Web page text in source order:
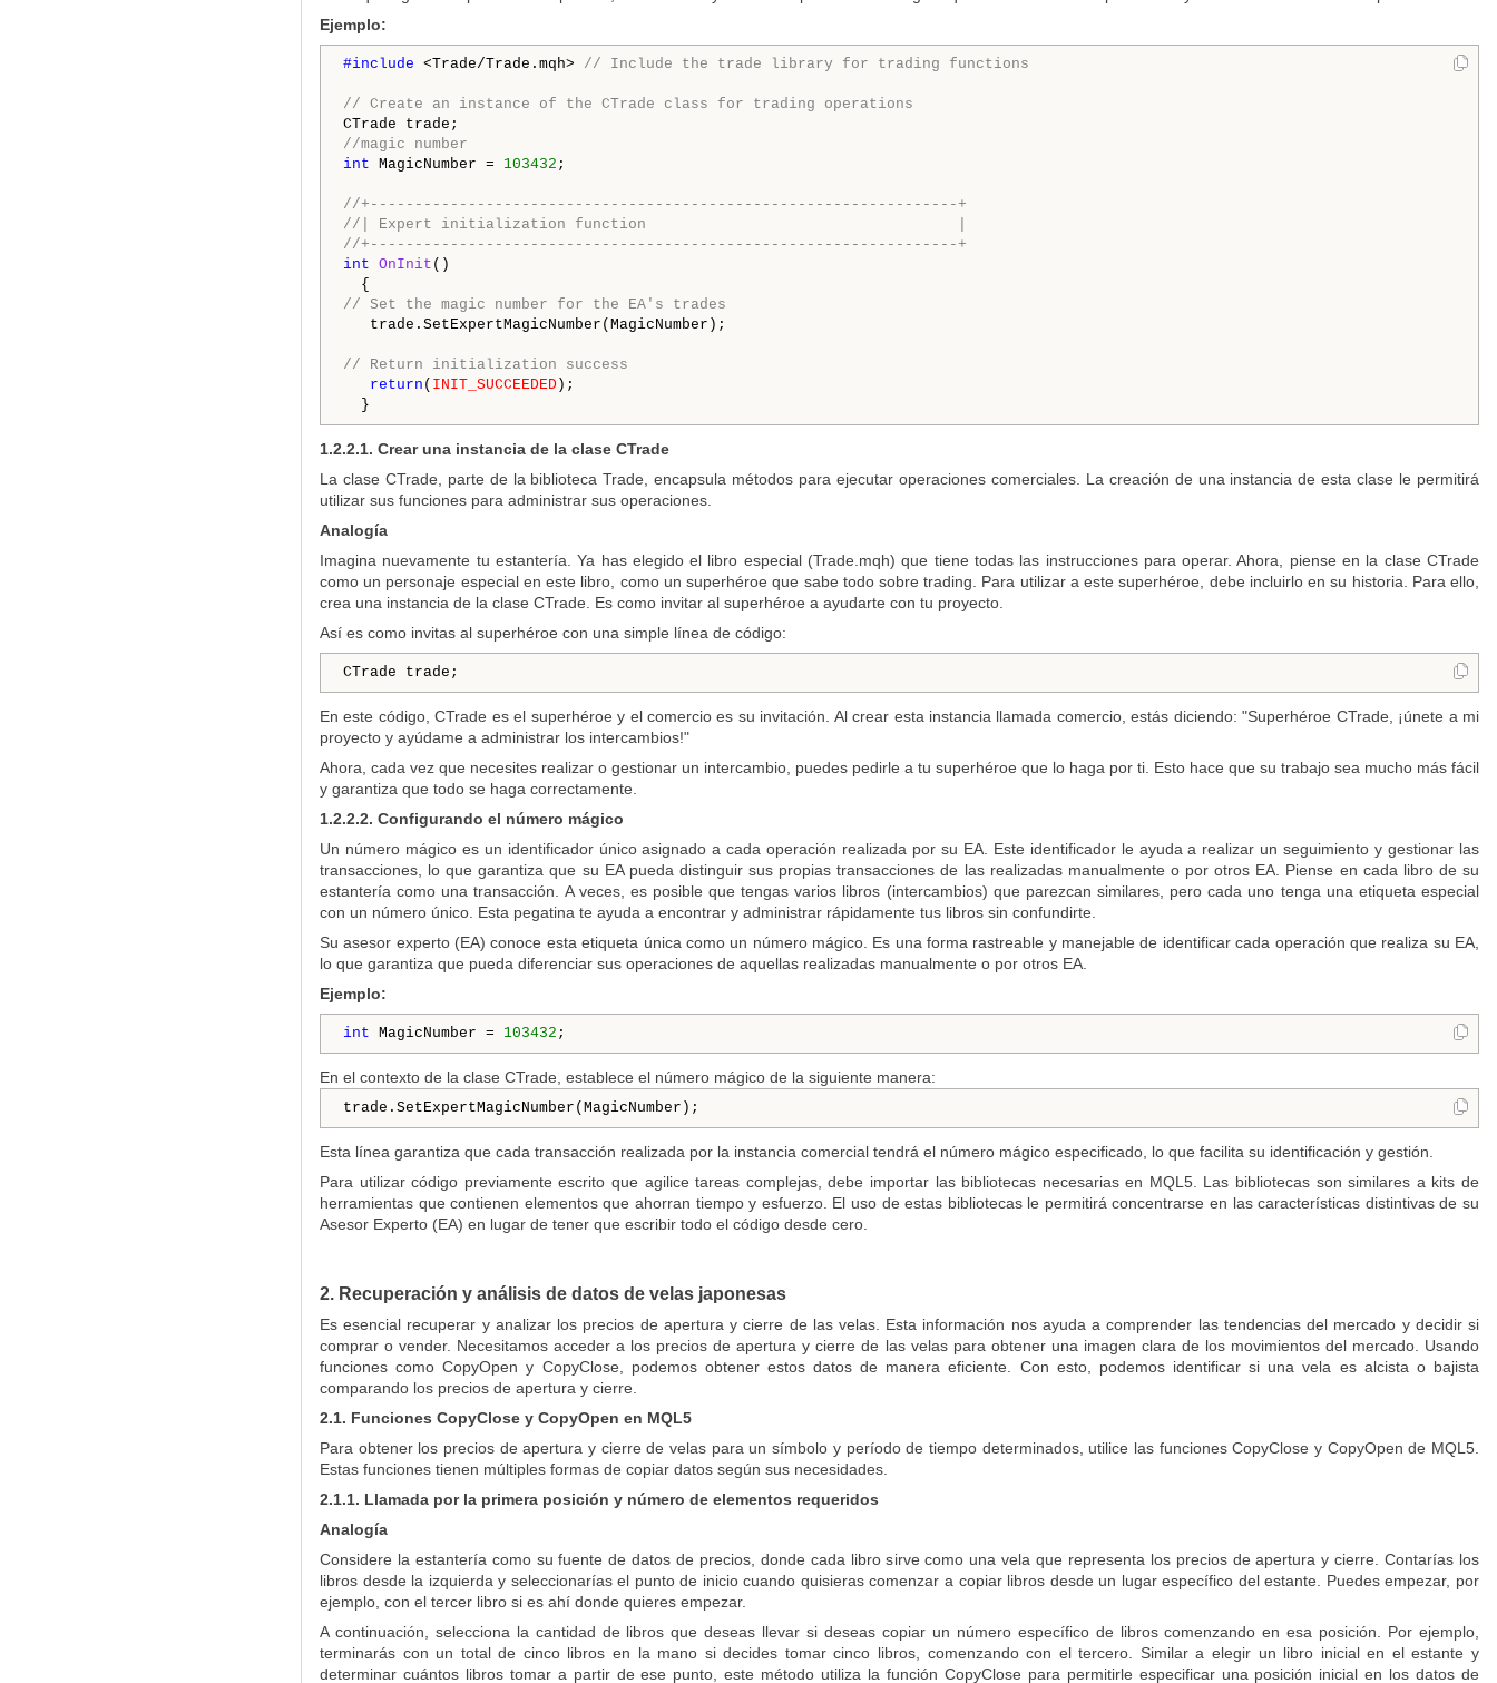
Ejemplo:
#include <Trade/Trade.mqh> // Include the trade library for trading functions
// Create an instance of the CTrade class for trading operations
//magic number
int MagicNumber = 103432 ;
//+------------------------------------------------------------------+
//| Expert initialization function                                   |
//+------------------------------------------------------------------+
int OnInit ()
// Set the magic number for the EA's trades
trade.SetExpertMagicNumber(MagicNumber);
// Return initialization success
return ( INIT_SUCCEEDED );
1.2.2.1. Crear una instancia de la clase CTrade
La clase CTrade, parte de la biblioteca Trade, encapsula métodos para ejecutar operaciones comerciales. La creación de una instancia de esta clase le permitirá
utilizar sus funciones para administrar sus operaciones.
Analogía
Imagina nuevamente tu estantería. Ya has elegido el libro especial (Trade.mqh) que tiene todas las instrucciones para operar. Ahora, piense en la clase CTrade
como un personaje especial en este libro, como un superhéroe que sabe todo sobre trading. Para utilizar a este superhéroe, debe incluirlo en su historia. Para ello,
crea una instancia de la clase CTrade. Es como invitar al superhéroe a ayudarte con tu proyecto.
Así es como invitas al superhéroe con una simple línea de código:
CTrade trade;
En este código, CTrade es el superhéroe y el comercio es su invitación. Al crear esta instancia llamada comercio, estás diciendo: "Superhéroe CTrade, ¡únete a mi
proyecto y ayúdame a administrar los intercambios!"
Ahora, cada vez que necesites realizar o gestionar un intercambio, puedes pedirle a tu superhéroe que lo haga por ti. Esto hace que su trabajo sea mucho más fácil
y garantiza que todo se haga correctamente.
1.2.2.2. Configurando el número mágico
Un número mágico es un identificador único asignado a cada operación realizada por su EA. Este identificador le ayuda a realizar un seguimiento y gestionar las
transacciones, lo que garantiza que su EA pueda distinguir sus propias transacciones de las realizadas manualmente o por otros EA. Piense en cada libro de su
estantería como una transacción. A veces, es posible que tengas varios libros (intercambios) que parezcan similares, pero cada uno tenga una etiqueta especial
con un número único. Esta pegatina te ayuda a encontrar y administrar rápidamente tus libros sin confundirte.
Su asesor experto (EA) conoce esta etiqueta única como un número mágico. Es una forma rastreable y manejable de identificar cada operación que realiza su EA,
lo que garantiza que pueda diferenciar sus operaciones de aquellas realizadas manualmente o por otros EA.
Ejemplo:
int MagicNumber = 103432 ;
En el contexto de la clase CTrade, establece el número mágico de la siguiente manera:
trade.SetExpertMagicNumber(MagicNumber);
Esta línea garantiza que cada transacción realizada por la instancia comercial tendrá el número mágico especificado, lo que facilita su identificación y gestión.
Para utilizar código previamente escrito que agilice tareas complejas, debe importar las bibliotecas necesarias en MQL5. Las bibliotecas son similares a kits de
herramientas que contienen elementos que ahorran tiempo y esfuerzo. El uso de estas bibliotecas le permitirá concentrarse en las características distintivas de su
Asesor Experto (EA) en lugar de tener que escribir todo el código desde cero.
2. Recuperación y análisis de datos de velas japonesas
Es esencial recuperar y analizar los precios de apertura y cierre de las velas. Esta información nos ayuda a comprender las tendencias del mercado y decidir si
comprar o vender. Necesitamos acceder a los precios de apertura y cierre de las velas para obtener una imagen clara de los movimientos del mercado. Usando
funciones como CopyOpen y CopyClose, podemos obtener estos datos de manera eficiente. Con esto, podemos identificar si una vela es alcista o bajista
comparando los precios de apertura y cierre.
2.1. Funciones CopyClose y CopyOpen en MQL5
Para obtener los precios de apertura y cierre de velas para un símbolo y período de tiempo determinados, utilice las funciones CopyClose y CopyOpen de MQL5.
Estas funciones tienen múltiples formas de copiar datos según sus necesidades.
2.1.1. Llamada por la primera posición y número de elementos requeridos
Analogía
Considere la estantería como su fuente de datos de precios, donde cada libro sirve como una vela que representa los precios de apertura y cierre. Contarías los
libros desde la izquierda y seleccionarías el punto de inicio cuando quisieras comenzar a copiar libros desde un lugar específico del estante. Puedes empezar, por
ejemplo, con el tercer libro si es ahí donde quieres empezar.
A continuación, selecciona la cantidad de libros que deseas llevar si deseas copiar un número específico de libros comenzando en esa posición. Por ejemplo,
terminarás con un total de cinco libros en la mano si decides tomar cinco libros, comenzando con el tercero. Similar a elegir un libro inicial en el estante y
determinar cuántos libros tomar a partir de ese punto, este método utiliza la función CopyClose para permitirle especificar una posición inicial en los datos de